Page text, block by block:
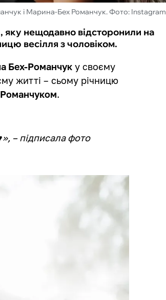
і Марина-Бех Романчук. Фото: Instagram
яку нещодавно відсторонили на
весілля з чоловіком.
Бех-Романчук у своєму
житті – сьому річницю
.
– підписала фото